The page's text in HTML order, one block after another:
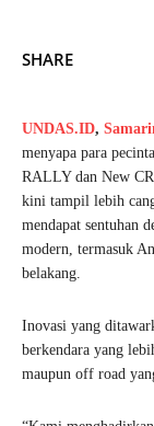
SHARE
UNDAS.ID,
menyapa para
RALLY dan New
kini tampil lebih
mendapat sentuhan
modern, termasuk
belakang.
Inovasi yang
berkendara yang
maupun off road